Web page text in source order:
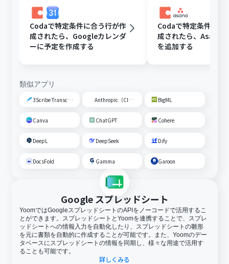
Codaで特定条件に合う行が作
成されたら、Googleカレンダ
ーに予定を作成する
Codaで特定条件に合
成されたら、Asana
を追加する
類似アプリ
3Scribe Transcription Anthropic（Claude） BigML
Canva ChatGPT Cohere
DeepL DeepSeek Dify
DocsFold Gamma Garoon
Google スプレッドシート
YoomではGoogleスプレッドシートのAPIをノーコードで活用するこ
とができます。スプレッドシートとYoomを連携することで、スプレ
ッドシートへの情報入力を自動化したり、スプレッドシートの雛形
を元に書類を自動的に作成することが可能です。また、Yoomのデー
タベースにスプレッドシートの情報を同期し、様々な用途で活用す
ることも可能です。
詳しくみる